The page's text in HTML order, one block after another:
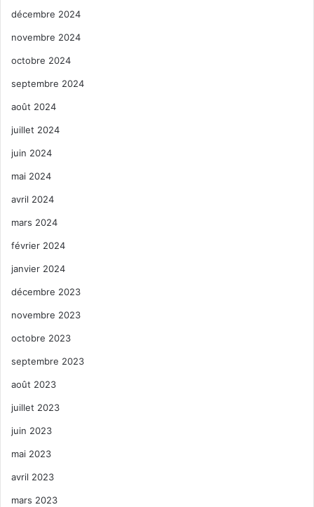
décembre 2024
novembre 2024
octobre 2024
septembre 2024
août 2024
juillet 2024
juin 2024
mai 2024
avril 2024
mars 2024
février 2024
janvier 2024
décembre 2023
novembre 2023
octobre 2023
septembre 2023
août 2023
juillet 2023
juin 2023
mai 2023
avril 2023
mars 2023